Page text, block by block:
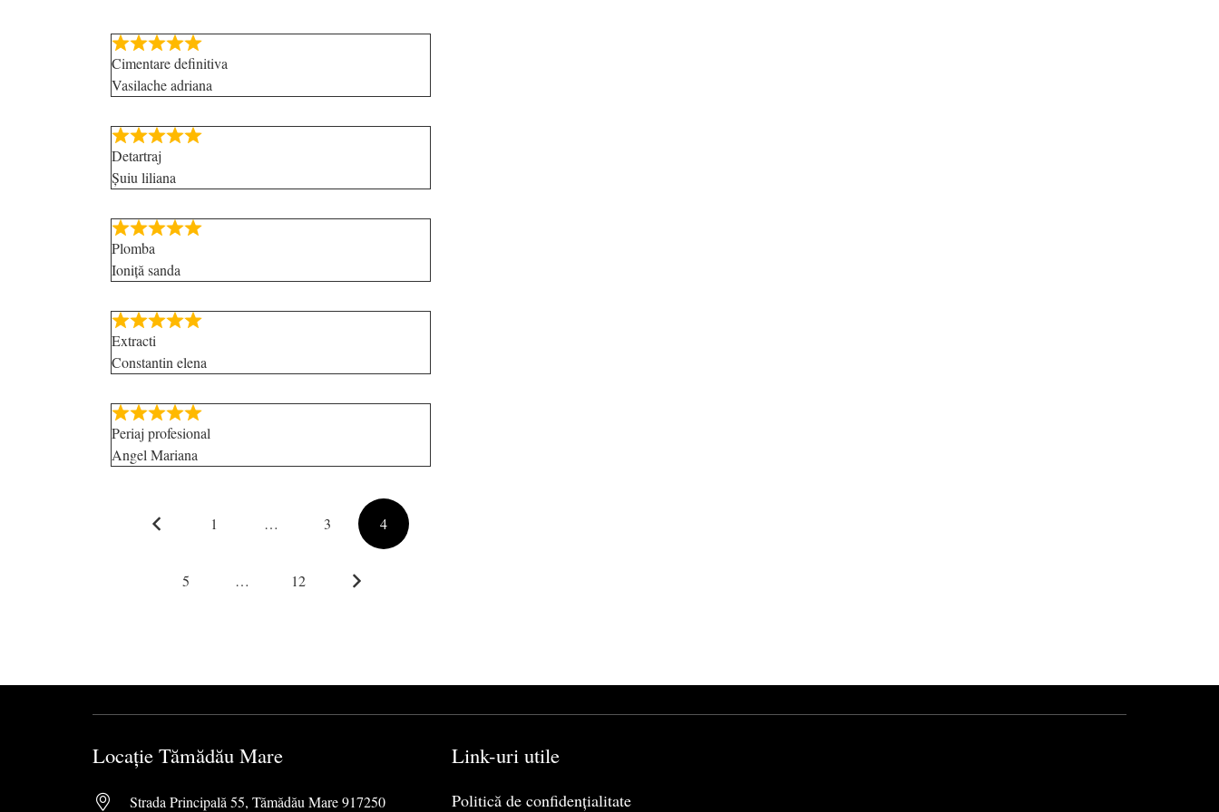
Cimentare definitiva
Vasilache adriana
Detartraj
Șuiu liliana
Plomba
Ioniță sanda
Extracti
Constantin elena
Periaj profesional
Angel Mariana
Site
navigation
1
…
3
Page
4
5
…
12
Locație Tămădău Mare
Strada Principală 55, Tămădău Mare 917250
Link-uri utile
Politică de confidențialitate